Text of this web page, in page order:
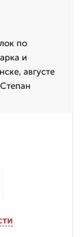
по
и
августе